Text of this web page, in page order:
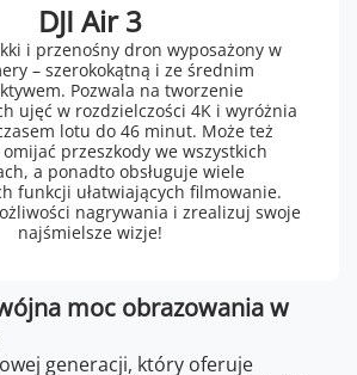
DJI Air 3
i przenośny dron wyposażony w
– szerokokątną i ze średnim
Pozwala na tworzenie
ujęć w rozdzielczości 4K i wyróżnia
lotu do 46 minut. Może też
przeszkody we wszystkich
a ponadto obsługuje wiele
funkcji ułatwiających filmowanie.
nagrywania i zrealizuj swoje
najśmielsze wizje!
moc obrazowania w
generacji, który oferuje